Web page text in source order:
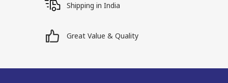
Shipping in India
Great Value & Quality